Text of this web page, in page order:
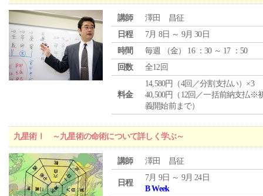
講師
澤田 昌征
日程
7月 8日 ～ 9月 30日
時間
毎週 （金） 16 ：30 ～ 17 ：50
回数
全12回
料金
14,580円（4回／分割支払い）×3
40,500円（12回／一括前納支払※
義開始前まで）
九星術Ⅰ ～九星術の命術について詳しく学ぶ～
講師 澤田 昌征
日程
7月 9日 ～ 9月 24日
B Week